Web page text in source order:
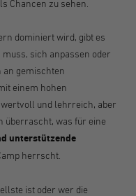
Chancen zu sehen.
dominiert wird, gibt es
sich anpassen oder
an gemischten
einem hohen
und lehrreich, aber
überrascht, was für eine
unterstützende
herrscht.
ist oder wer die